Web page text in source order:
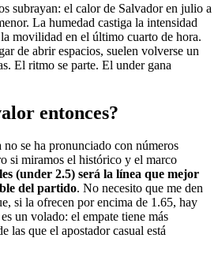
subrayan: el calor de Salvador en julio a
La humedad castiga la intensidad
movilidad en el último cuarto de hora.
de abrir espacios, suelen volverse un
El ritmo se parte. El under gana
entonces?
no se ha pronunciado con números
si miramos el histórico y el marco
(under 2.5) será la línea que mejor
del partido. No necesito que me den
si la ofrecen por encima de 1.65, hay
un volado: el empate tiene más
las que el apostador casual está